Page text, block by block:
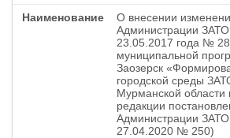
О внесении
Администрации ЗАТО
23.05.2017 года №
муниципальной
Заозерск
городской среды
Мурманской области
редакции
Администрации ЗАТО
27.04.2020 № 250)